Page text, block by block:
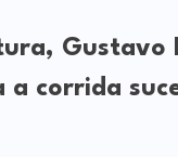
Gustavo
corrida